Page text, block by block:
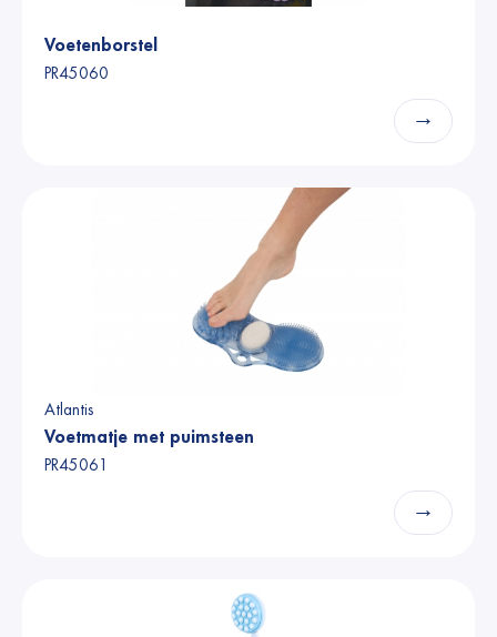
Voetenborstel
PR45060
→
Atlantis
Voetmatje met puimsteen
PR45061
→